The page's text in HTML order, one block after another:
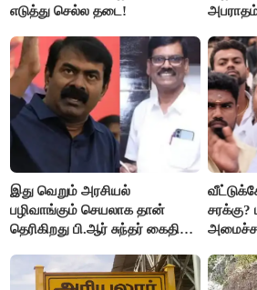
எடுத்து செல்ல தடை!
இது வெறும் அரசியல்
பழிவாங்கும் செயலாக தான்
தெரிகிறது பி.ஆர் சுந்தர் கைதிற்கு
சரக்கு?